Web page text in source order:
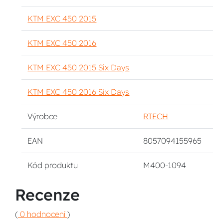
KTM EXC 450 2015
KTM EXC 450 2016
KTM EXC 450 2015 Six Days
KTM EXC 450 2016 Six Days
Výrobce RTECH
EAN 8057094155965
Kód produktu M400-1094
Recenze
( 0 hodnocení )